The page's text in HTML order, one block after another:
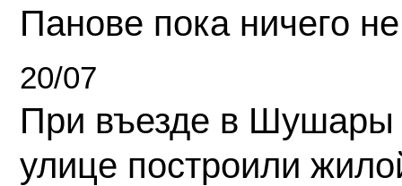
Панове пока ничего
20/07
При въезде в Шушары
улице построили